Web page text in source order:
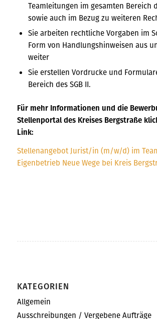
Teamleitungen im gesamten Bereich
sowie auch im Bezug zu weiteren
Sie arbeiten rechtliche Vorgaben im
Form von Handlungshinweisen aus
weiter
Sie erstellen Vordrucke und
Bereich des SGB II.
Für mehr Informationen und die
Stellenportal des Kreises Bergstraße
Link:
Stellenangebot Jurist/in (m/w/d) im
Eigenbetrieb Neue Wege bei Kreis
KATEGORIEN
Allgemein
Ausschreibungen / Vergebene Aufträge